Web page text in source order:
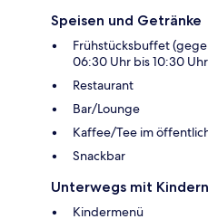
Speisen und Getränke
Frühstücksbuffet
06:30 Uhr bis 10:30 Uhr
Restaurant
Bar/Lounge
Kaffee/Tee im
Snackbar
Unterwegs mit Kindern
Kindermenü